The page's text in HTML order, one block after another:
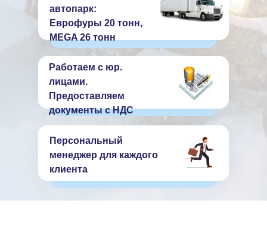
автопарк:
Еврофуры 20 тонн,
MEGA 26 тонн
Работаем с юр.
лицами.
Предоставляем
документы с НДС
Персональный
менеджер для каждого
клиента